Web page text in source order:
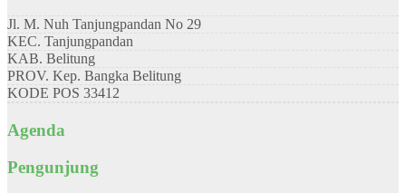
Jl. M. Nuh Tanjungpandan No 29
KEC. Tanjungpandan
KAB. Belitung
PROV. Kep. Bangka Belitung
KODE POS 33412
Agenda
Pengunjung